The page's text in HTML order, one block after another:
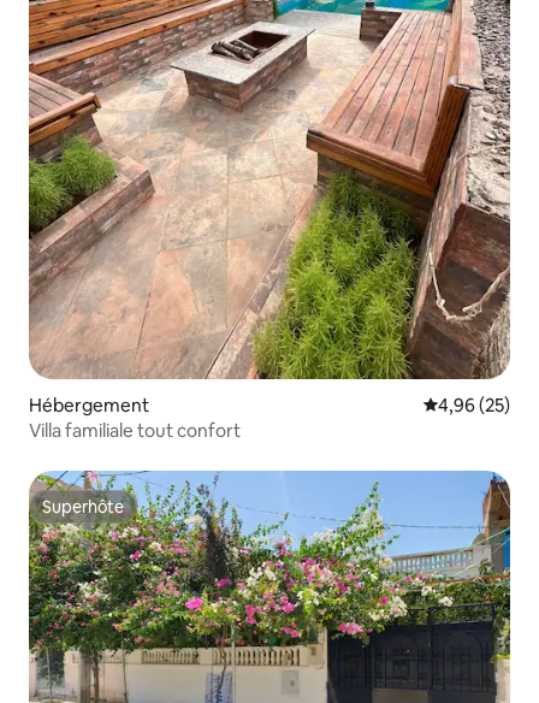
Hébergement Évaluation
4,96 (25)
Villa familiale tout confort
Superhôte
Superhôte